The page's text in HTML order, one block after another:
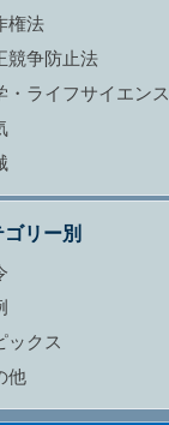
権法
競争防止法
・ライフサイエンス
ゴリー別
ックス
他